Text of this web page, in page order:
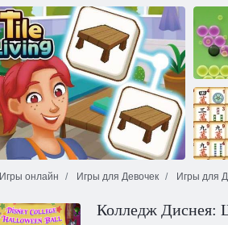
Маникюрный салон Все сезоны
Игры онлайн Игры для Девочек Игры для
Колледж Диснея: